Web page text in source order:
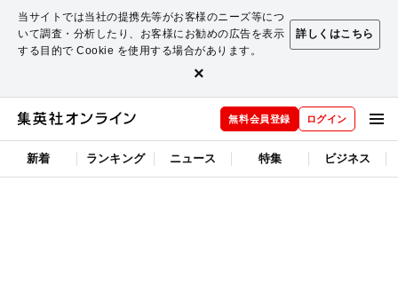
当サイトでは当社の提携先等がお客様のニーズ等につ
いて調査・分析したり、お客様にお勧めの広告を表示
する目的で Cookie を使用する場合があります。
詳しくはこちら
×
無料会員登録 ログイン
新着 ランキング ニュース 特集 ビジネス